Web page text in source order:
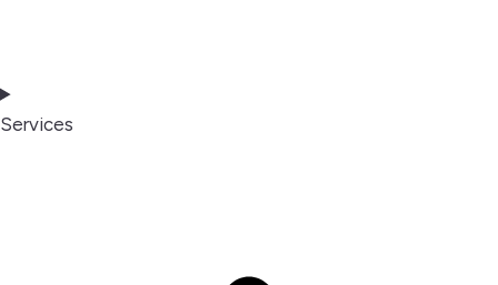
Services